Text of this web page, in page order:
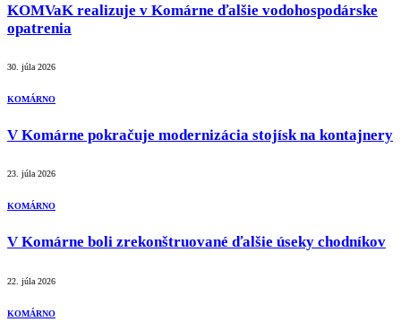
KOMVaK realizuje v Komárne ďalšie vodohospodárske
opatrenia
30. júla 2026
KOMÁRNO
V Komárne pokračuje modernizácia stojísk na kontajnery
23. júla 2026
KOMÁRNO
V Komárne boli zrekonštruované ďalšie úseky chodníkov
22. júla 2026
KOMÁRNO